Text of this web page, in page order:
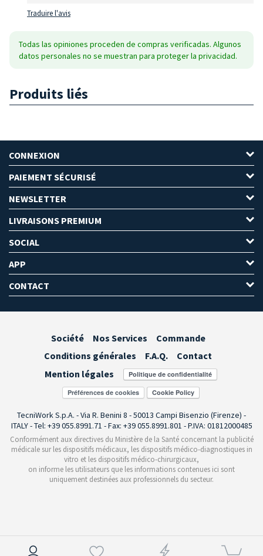
Traduire l'avis
Todas las opiniones proceden de compras verificadas. Algunos
datos personales no se muestran para proteger la privacidad.
Produits liés
CONNEXION
PAIEMENT SÉCURISÉ
NEWSLETTER
LIVRAISONS PREMIUM
SOCIAL
APP
CONTACT
Société Nos Services
Commande
Conditions générales
F.A.Q.
Contact
Mention légales
Préférences de cookies
TecniWork S.p.A. - Via R. Benini 8 - 50013 Campi Bisenzio (Firenze) -
ITALY - Tel: +39 055.8991.71 - Fax: +39 055.8991.801 - P.IVA: 01812000485
Conformément aux directives du Ministère de la Santé concernant la publicité
médicale sur les dispositifs médicaux, les dispositifs médico-diagnostiques in
vitro et les dispositifs médico-chirurgicaux,
on informe les utilisateurs que les informations contenues ici sont
uniquement destinées aux professionnels du secteur.